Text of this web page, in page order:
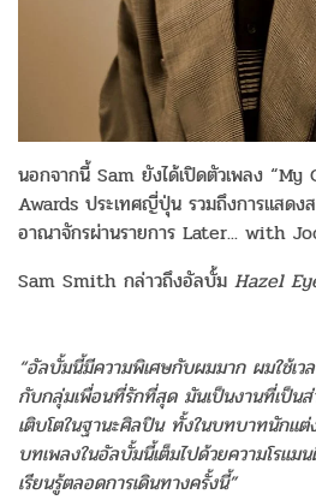
นอกจากนี้ Sam ยังได้เปิดตัวเพลง “My
Awards ประเทศญี่ปุ่น รวมถึงการแสดง
อาณาจักรผ่านรายการ Later... with
Sam Smith กล่าวถึงอัลบั้ม Hazel
“อัลบั้มนี้มีความพิเศษกับผมมาก ผมใช้เว
กับกลุ่มเพื่อนที่รักที่สุด มันเป็นงานที่เป็น
เติบโตในฐานะศิลปิน ทั้งในบทบาทนักแต่
บทเพลงในอัลบั้มนี้เต็มไปด้วยความโรแม
เรียนรู้ตลอดการเดินทางครั้งนี้”